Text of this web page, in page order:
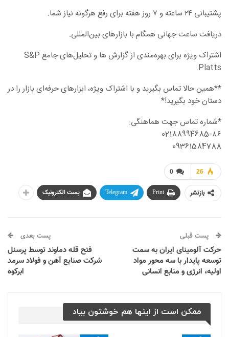
پشتیبانی ۲۴ ساعته و ۷ روز هفته برای رفع هرگونه نیاز شما.
دریافت ساعت جهانی همگام با بازارهای بین‌المللی.
اشتراک ویژه برای بهره‌مندی از گزارش ها و تحلیل‌های جامع S&P
Platts.
**همین حالا تماس بگیرید و با اشتراک ویژه، ابزارهای حرفه‌ای بازار را در
دستان خود بگیرید!*
*شماره تماس جهت هماهنگی:
02188994685-۸۶
09361584788
0 26
بازنشر Print
Telegram پست الکترونیک
پست قبلی
حرکت آلومینای ایران به سمت
توسعه پایدار با سه محور مواد
اولیه، انرژی و منابع انسانی
پست بعدی
فتح قله دماوند توسط پرسنل
شرکت صنایع آهن و فولاد سرمد
ابرکوه
ممکن است از اینها هم خوشتون بیاد